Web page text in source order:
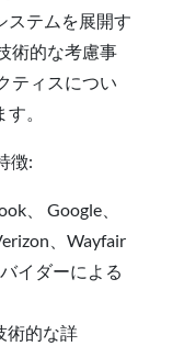
ステムを展開す
術的な考慮事
ティスについ
。
徴:
、 Google、
、Wayfair
イダーによる
術的な詳